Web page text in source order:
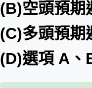
(B)空頭預期
(C)多頭預期
(D)選項 A、